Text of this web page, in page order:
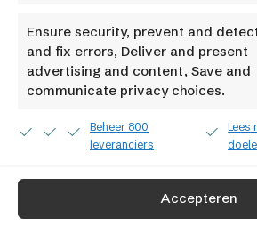
Ensure security, prevent and
and fix errors, Deliver and present
advertising and content, Save and
communicate privacy choices.
Beheer 800
leveranciers
Lees
Accepteren
Ook een
commerce
jouw
Kom in contact